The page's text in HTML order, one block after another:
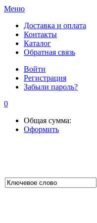
Меню
Доставка и оплата
Контакты
Каталог
Обратная связь
Войти
Регистрация
Забыли пароль?
0
Общая сумма:
Оформить